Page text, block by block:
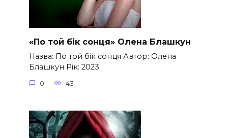
«По той бік сонця» Олена Блашкун
Назва: По той бік сонця Автор: Олена
Блашкун Рік: 2023
0 43